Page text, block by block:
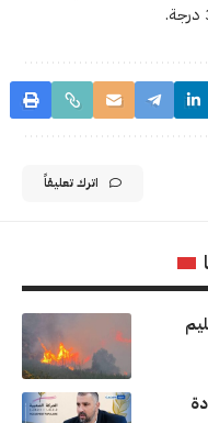
اترك تعليقاً